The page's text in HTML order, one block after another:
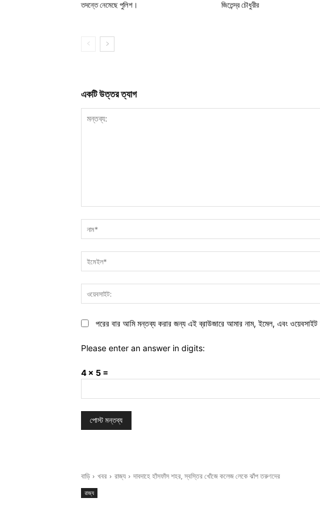
তদন্তে নেমেছে পুলিশ।
জিতেন্দ্র চৌধুরীর
একটি উত্তর ত্যাগ
পরের বার আমি মন্তব্য করার জন্য এই ব্রাউজারে আমার নাম, ইমেল, এবং
Please enter an answer in digits:
4 × 5 =